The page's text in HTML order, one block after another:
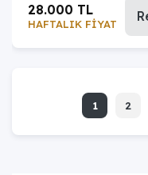
HAFTALIK FİYAT
28.000 TL
1 2